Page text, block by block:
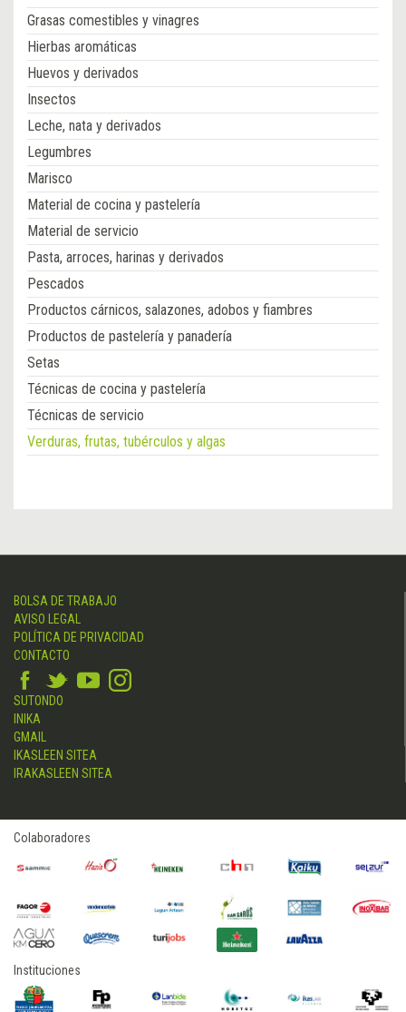
Grasas comestibles y vinagres
Hierbas aromáticas
Huevos y derivados
Insectos
Leche, nata y derivados
Legumbres
Marisco
Material de cocina y pastelería
Material de servicio
Pasta, arroces, harinas y derivados
Pescados
Productos cárnicos, salazones, adobos y fiambres
Productos de pastelería y panadería
Setas
Técnicas de cocina y pastelería
Técnicas de servicio
Verduras, frutas, tubérculos y algas
BOLSA DE TRABAJO
AVISO LEGAL
POLÍTICA DE PRIVACIDAD
CONTACTO
SUTONDO
INIKA
GMAIL
IKASLEEN SITEA
IRAKASLEEN SITEA
Colaboradores
Instituciones